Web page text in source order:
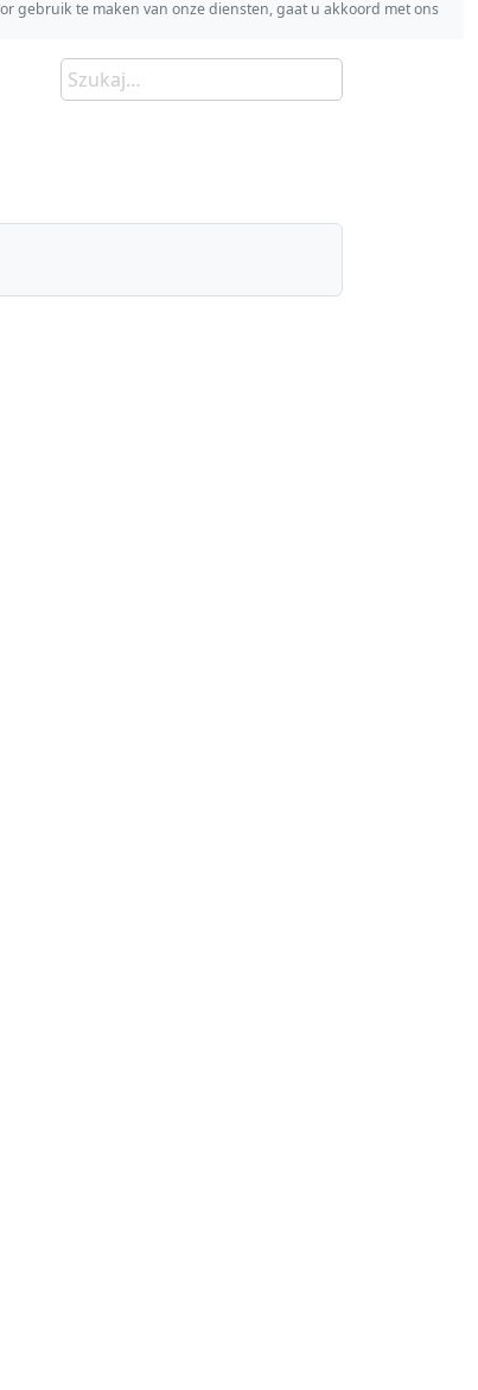
gebruik te maken van onze diensten, gaat u akkoord met ons